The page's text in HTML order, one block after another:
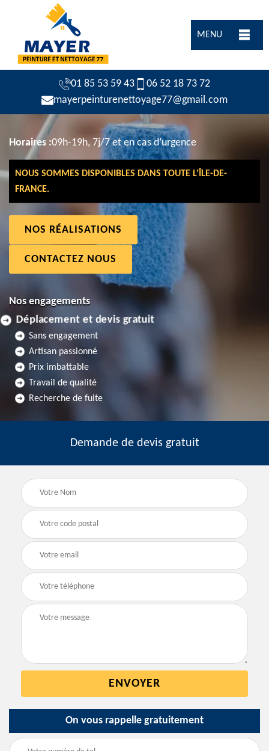
MENU
01 85 53 59 43
06 52 18 73 72
mayerpeinturenettoyage77@gmail.com
Horaires :09h-19h, 7j/7 et en cas d’urgence
NOUS SOMMES DISPONIBLES DANS TOUTE L’ÎLE-DE-
FRANCE.
NOS RÉALISATIONS
CONTACTEZ NOUS
Nos engagements
Déplacement et devis gratuit
Sans engagement
Artisan passionné
Prix imbattable
Travail de qualité
Recherche de fuite
Demande de devis gratuit
On vous rappelle gratuitement